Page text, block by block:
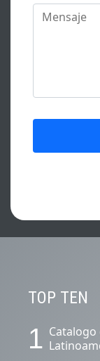
TOP TEN
1